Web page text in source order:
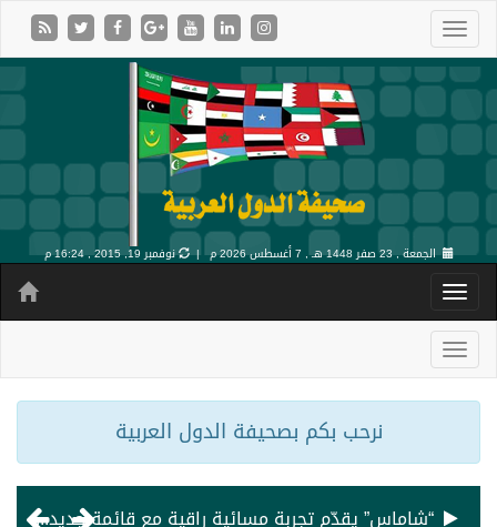
الجمعة , 23 صفر 1448 هـ , 7 أغسطس 2026 م | نوفمبر 19, 2015 , 16:24 م
نرحب بكم بصحيفة الدول العربية
“شاماس” يقدّم تجربة مسائية راقية مع قائمة جديدة مستوحاة من النكهات البرازيلية